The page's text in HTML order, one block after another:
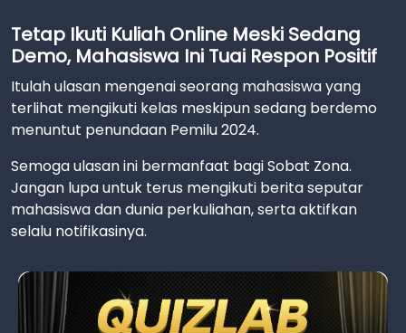
Tetap Ikuti Kuliah Online Meski Sedang
Demo, Mahasiswa Ini Tuai Respon Positif
Itulah ulasan mengenai seorang mahasiswa yang
terlihat mengikuti kelas meskipun sedang berdemo
menuntut penundaan Pemilu 2024.
Semoga ulasan ini bermanfaat bagi Sobat Zona.
Jangan lupa untuk terus mengikuti berita seputar
mahasiswa dan dunia perkuliahan, serta aktifkan
selalu notifikasinya.